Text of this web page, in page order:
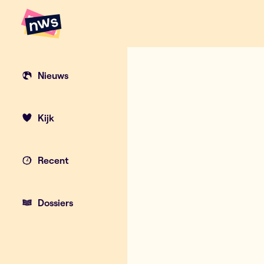
Nieuws
Kijk
Recent
Dossiers
Moederdag: